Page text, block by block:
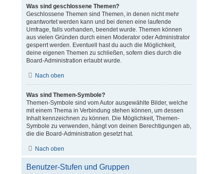
Was sind geschlossene Themen?
Geschlossene Themen sind Themen, in denen nicht mehr
geantwortet werden kann und bei denen eine laufende
Umfrage, falls vorhanden, beendet wurde. Themen können
aus vielen Gründen durch einen Moderator oder Administrator
gesperrt werden. Eventuell hast du auch die Möglichkeit,
deine eigenen Themen zu schließen, sofern dies durch die
Board-Administration erlaubt wurde.
Nach oben
Was sind Themen-Symbole?
Themen-Symbole sind vom Autor ausgewählte Bilder, welche
mit einem Thema in Verbindung stehen können, um dessen
Inhalt kennzeichnen zu können. Die Möglichkeit, Themen-
Symbole zu verwenden, hängt von deinen Berechtigungen ab,
die die Board-Administration gesetzt hat.
Nach oben
Benutzer-Stufen und Gruppen